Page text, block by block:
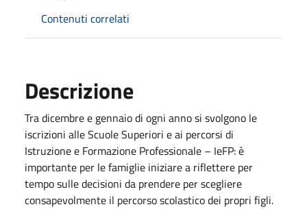
Contenuti correlati
Descrizione
Tra dicembre e gennaio di ogni anno si svolgono le
iscrizioni alle Scuole Superiori e ai percorsi di
Istruzione e Formazione Professionale – IeFP: è
importante per le famiglie iniziare a riflettere per
tempo sulle decisioni da prendere per scegliere
consapevolmente il percorso scolastico dei propri figli.